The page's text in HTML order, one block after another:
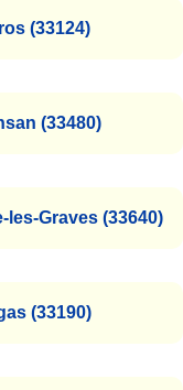
(33124)
(33480)
les-Graves (33640)
(33190)